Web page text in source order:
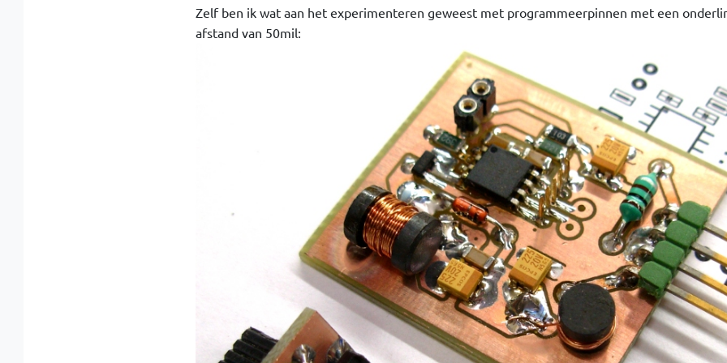
Zelf ben ik wat aan het experimenteren geweest met programmeerpinnen met een
afstand van 50mil: